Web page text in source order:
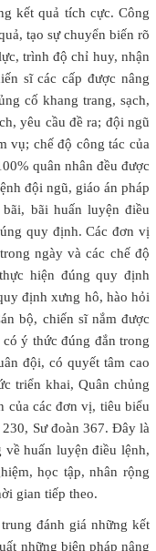
kết quả tích cực. Công
tạo sự chuyển biến rõ
trình độ chỉ huy, nhận
sĩ các cấp được nâng
cố khang trang, sạch,
yêu cầu đề ra; đội ngũ
vụ; chế độ công tác của
quân nhân đều được
đội ngũ, giáo án pháp
bãi huấn luyện điều
quy định. Các đơn vị
ngày và các chế độ
hiện đúng quy định
định xưng hô, hào hỏi
bộ, chiến sĩ nắm được
ý thức đúng đắn trong
đội, có quyết tâm cao
triển khai, Quân chủng
của các đơn vị, tiêu biểu
Sư đoàn 367. Đây là
huấn luyện điều lệnh,
học tập, nhân rộng
gian tiếp theo.
đánh giá những kết
những biện pháp nâng